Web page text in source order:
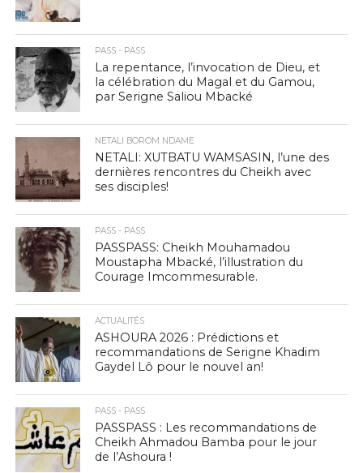
PASS - PASS
La repentance, l’invocation de Dieu, et
la célébration du Magal et du Gamou,
par Serigne Saliou Mbacké
NETALI BOROM NDAME
NETALI: XUTBATU WAMSASIN, l’une des
dernières rencontres du Cheikh avec
ses disciples!
PASS - PASS
PASSPASS: Cheikh Mouhamadou
Moustapha Mbacké, l’illustration du
Courage Imcommesurable.
ACTUALITÉS
ASHOURA 2026 : Prédictions et
recommandations de Serigne Khadim
Gaydel Lô pour le nouvel an!
PASS - PASS
PASSPASS : Les recommandations de
Cheikh Ahmadou Bamba pour le jour
de l’Ashoura !